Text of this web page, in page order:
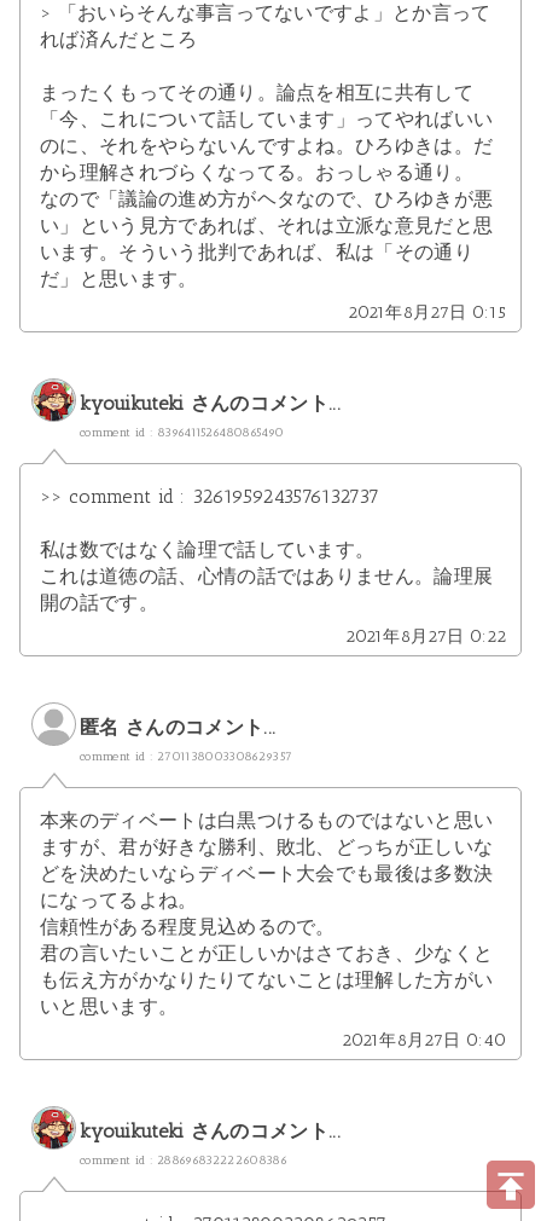
> 「おいらそんな事言ってないですよ」とか言って
れば済んだところ
まったくもってその通り。論点を相互に共有して
「今、これについて話しています」ってやればいい
のに、それをやらないんですよね。ひろゆきは。だ
から理解されづらくなってる。おっしゃる通り。
なので「議論の進め方がヘタなので、ひろゆきが悪
い」という見方であれば、それは立派な意見だと思
います。そういう批判であれば、私は「その通り
だ」と思います。
2021年8月27日 0:15
kyouikuteki さんのコメント...
comment id : 8396411526480865490
>> comment id : 3261959243576132737
私は数ではなく論理で話しています。
これは道徳の話、心情の話ではありません。論理展
開の話です。
2021年8月27日 0:22
匿名 さんのコメント...
comment id : 2701138003308629357
本来のディベートは白黒つけるものではないと思い
ますが、君が好きな勝利、敗北、どっちが正しいな
どを決めたいならディベート大会でも最後は多数決
になってるよね。
信頼性がある程度見込めるので。
君の言いたいことが正しいかはさておき、少なくと
も伝え方がかなりたりてないことは理解した方がい
いと思います。
2021年8月27日 0:40
kyouikuteki さんのコメント...
comment id : 288696832222608386